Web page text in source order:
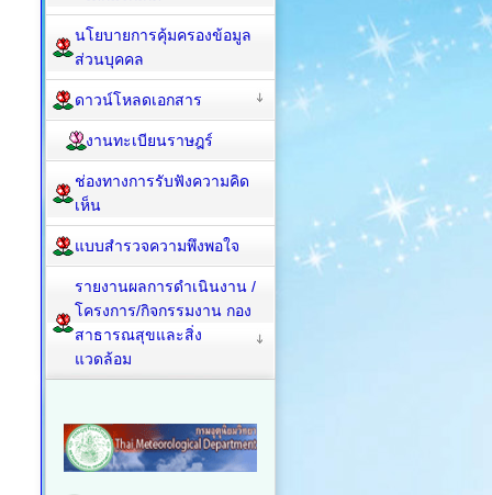
นโยบายการคุ้มครองข้อมูล
ส่วนบุคคล
ดาวน์โหลดเอกสาร
งานทะเบียนราษฎร์
ช่องทางการรับฟังความคิด
เห็น
แบบสำรวจความพึงพอใจ
รายงานผลการดำเนินงาน /
โครงการ/กิจกรรมงาน กอง
สาธารณสุขและสิ่ง
แวดล้อม